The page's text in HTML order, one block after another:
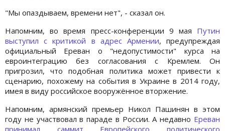
"Мы опаздываем, времени нет", - сказал он.
Напомним, во время пресс-конференции 9 мая Путин
выступил с критикой в адрес Армении, предупреждая
официальный Ереван о "недопустимости" курса на
евроинтеграцию без согласования с Кремлем. Он
пригрозил, что подобная политика может привести к
сценарию, похожему на события в Украине в 2014 году,
имея в виду российское вооружённое вторжение.
Напомним, армянский премьер Никол Пашинян в этом
году не участвовал в параде в России. А недавно Ереван
принимал саммит Европейского политического